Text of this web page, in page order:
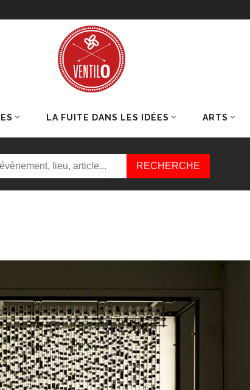
LA FUITE DANS LES IDÉES ARTS